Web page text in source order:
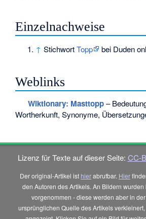
Einzelnachweise
↑ StichwortTopp bei Duden
Weblinks
Wiktionary: Masttopp–
Wortherkunft, Synonyme,
Lizenz für Texte auf dieser Seite: CC-
Der original-Artikel ist hierabrufbar. Hier
den Autoren des Artikels. An Bildern
vorgenommen - diese werden aber in
ursprünglichen Quelle des Artikels